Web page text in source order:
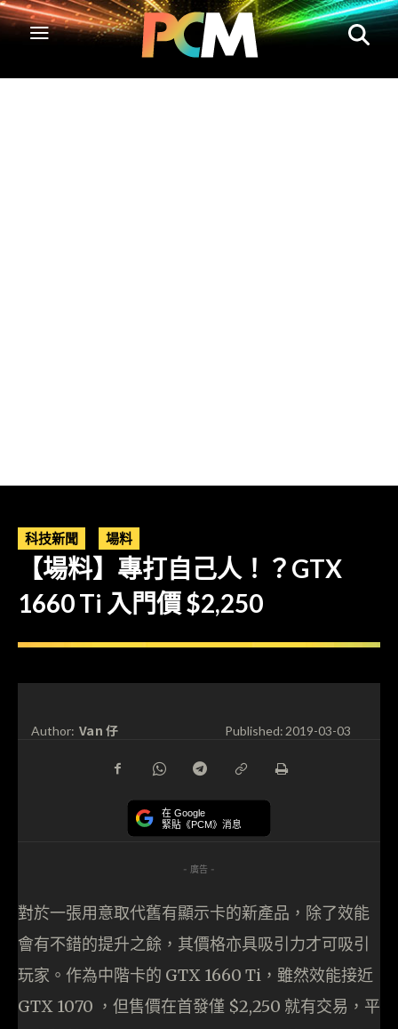
科技新聞 場料
【場料】專打自己人！？GTX
1660 Ti 入門價 $2,250
Author: Van 仔 Published:2019-03-03
在 Google
緊貼《PCM》消息
- 廣告 -
對於一張用意取代舊有顯示卡的新產品，除了效能
會有不錯的提升之餘，其價格亦具吸引力才可吸引
玩家。作為中階卡的 GTX 1660 Ti，雖然效能接近
GTX 1070 ，但售價在首發僅 $2,250 就有交易，平